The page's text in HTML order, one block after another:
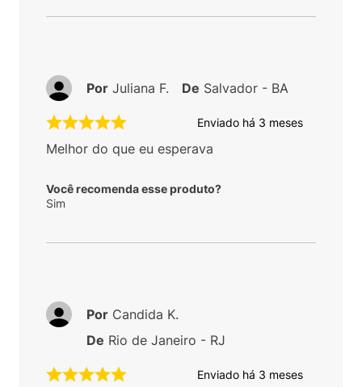
Enviado há 3 meses
Melhor do que eu esperava
Você recomenda esse produto?
Sim
Por Juliana F. De Salvador - BA
Enviado há 3 meses
Por Candida K.
De Rio de Janeiro - RJ